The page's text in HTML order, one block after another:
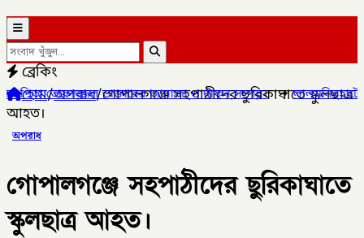
ব্রেকিং
ডাক্তারের জানাজা ও দাফন সম্পন্ন।✦লালমনিরহাটের ৫ উপজেলার
হোম/অপরাধ/গোপালগঞ্জে সহপাঠীদের ছুরিকাঘাতে স্কুলছাত্র
আহত।
অপরাধ
গোপালগঞ্জে সহপাঠীদের ছুরিকাঘাতে
স্কুলছাত্র আহত।